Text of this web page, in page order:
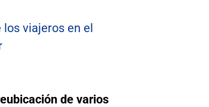
viajeros en el
de varios